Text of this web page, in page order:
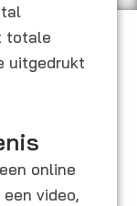
totale
uitgedrukt
online
video,